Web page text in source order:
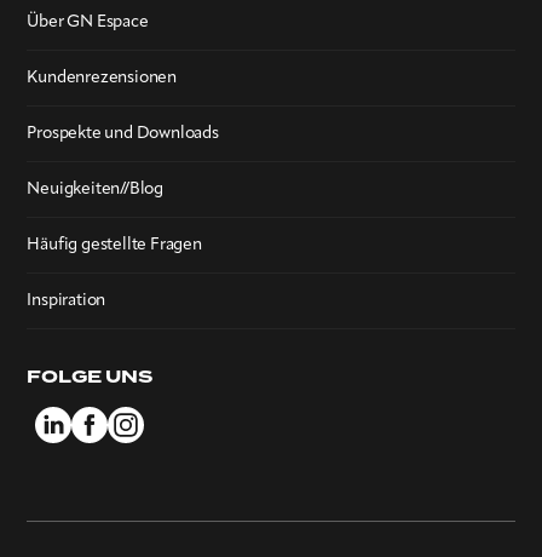
Über GN Espace
Kundenrezensionen
Prospekte und Downloads
Neuigkeiten//Blog
Häufig gestellte Fragen
Inspiration
FOLGE UNS